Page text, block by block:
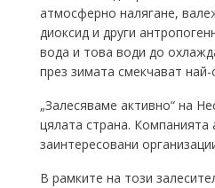
атмосферно налягане,
диоксид и други
вода и това води до
през зимата смекчават
„Залесяваме активно“ на
цялата страна. Компанията
заинтересовани
В рамките на този